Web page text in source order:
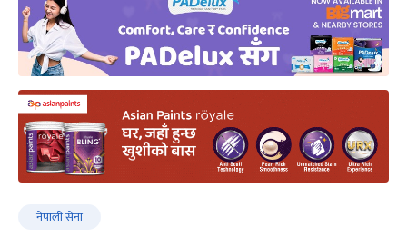
नेपाली सेना